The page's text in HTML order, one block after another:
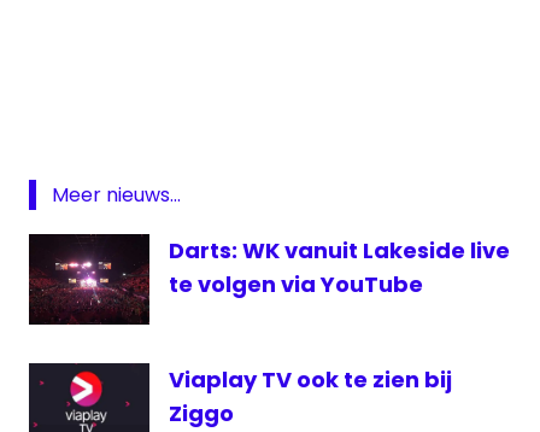
Michael
Gerwen
RTL
7
7
Meer nieuws...
Darts: WK vanuit Lakeside live
te volgen via YouTube
Viaplay TV ook te zien bij
Ziggo